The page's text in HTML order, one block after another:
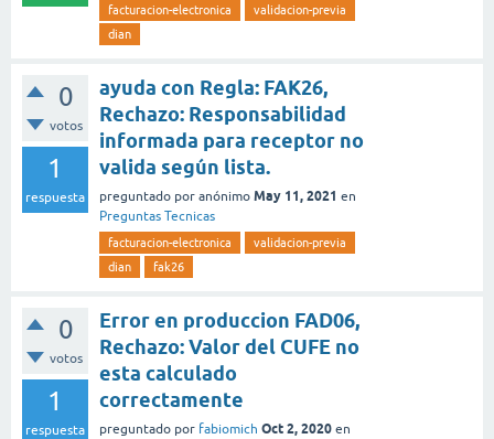
facturacion-electronica
validacion-previa
dian
0
votos
1
respuesta
ayuda con Regla: FAK26,
Rechazo: Responsabilidad
informada para receptor no
valida según lista.
preguntado por anónimo May 11, 2021 en
Preguntas Tecnicas
facturacion-electronica
validacion-previa
dian
fak26
0
votos
1
respuesta
Error en produccion FAD06,
Rechazo: Valor del CUFE no
esta calculado
correctamente
preguntado por fabiomich Oct 2, 2020 en